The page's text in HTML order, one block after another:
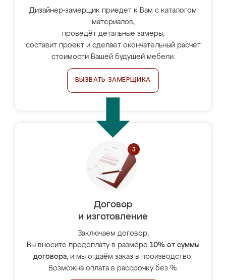
Дизайнер-замерщик приедет к Вам с каталогом
материалов,
проведёт детальные замеры,
составит проект и сделает окончательный расчёт
стоимости Вашей будущей мебели.
ВЫЗВАТЬ ЗАМЕРЩИКА
Договор
и изготовление
Заключаем договор,
Вы вносите предоплату в размере 10% от суммы
договора, и мы отдаём заказ в производство.
Возможна оплата в рассрочку без %.